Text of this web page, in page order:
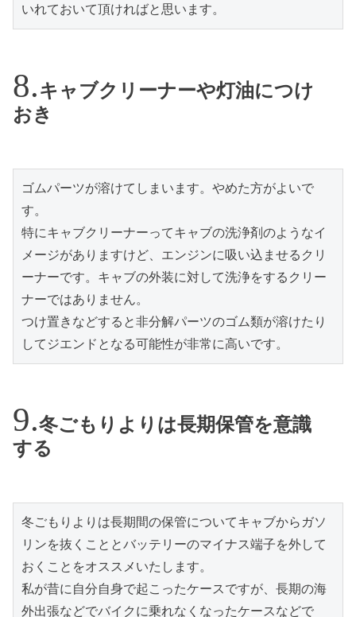
いれておいて頂ければと思います。
キャブクリーナーや灯油につけ
おき
ゴムパーツが溶けてしまいます。やめた方がよいで
す。
特にキャブクリーナーってキャブの洗浄剤のようなイ
メージがありますけど、エンジンに吸い込ませるクリ
ーナーです。キャブの外装に対して洗浄をするクリー
ナーではありません。
つけ置きなどすると非分解パーツのゴム類が溶けたり
してジエンドとなる可能性が非常に高いです。
冬ごもりよりは長期保管を意識
する
冬ごもりよりは長期間の保管についてキャブからガソ
リンを抜くこととバッテリーのマイナス端子を外して
おくことをオススメいたします。
私が昔に自分自身で起こったケースですが、長期の海
外出張などでバイクに乗れなくなったケースなどで